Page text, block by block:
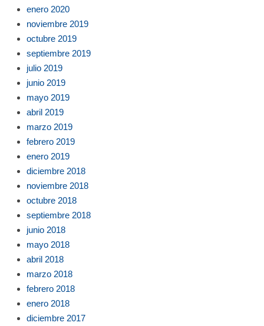
enero 2020
noviembre 2019
octubre 2019
septiembre 2019
julio 2019
junio 2019
mayo 2019
abril 2019
marzo 2019
febrero 2019
enero 2019
diciembre 2018
noviembre 2018
octubre 2018
septiembre 2018
junio 2018
mayo 2018
abril 2018
marzo 2018
febrero 2018
enero 2018
diciembre 2017